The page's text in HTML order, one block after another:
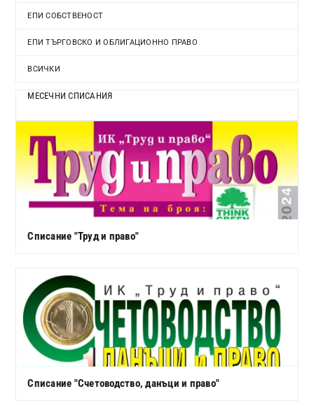
ЕПИ СОБСТВЕНОСТ
ЕПИ ТЪРГОВСКО И ОБЛИГАЦИОННО ПРАВО
ВСИЧКИ
МЕСЕЧНИ СПИСАНИЯ
Списание "Труд и право"
Списание "Счетоводство, данъци и право"